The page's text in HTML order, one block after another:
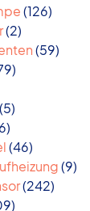
Produkte
126126
22
Produkte
5959
79
55
106
Produkte
4646
Produkte
99
242242
309